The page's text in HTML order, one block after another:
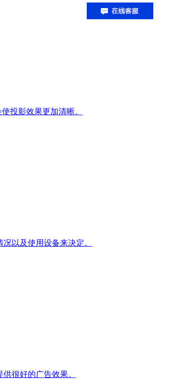
投影效果更加清晰。
以及使用设备来决定。
很好的广告效果。